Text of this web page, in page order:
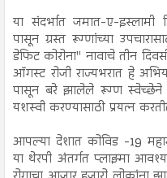
या संदर्भात जमात-ए-इस्लामी
पासून ग्रस्त रूग्णांच्या
डेफिट कोरोना" नावाचे तीन
ऑगस्ट रोजी राज्यभरात हे
पासून बरे झालेले रूग्ण स्वेच्छेने
यशस्वी करण्यासाठी प्रयत्न
आपल्या देशात कोविड -19
या थेरपी अंतर्गत प्लाझ्मा